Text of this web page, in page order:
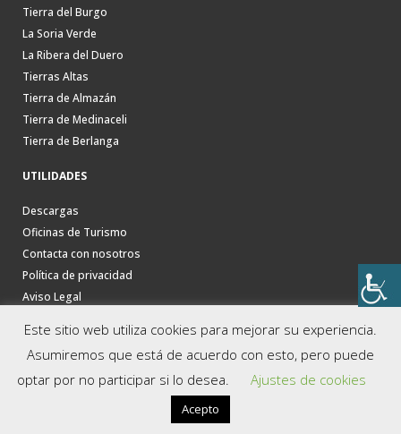
Tierra del Burgo
La Soria Verde
La Ribera del Duero
Tierras Altas
Tierra de Almazán
Tierra de Medinaceli
Tierra de Berlanga
UTILIDADES
Descargas
Oficinas de Turismo
Contacta con nosotros
Política de privacidad
Aviso Legal
Este sitio web utiliza cookies para mejorar su experiencia.
Asumiremos que está de acuerdo con esto, pero puede
optar por no participar si lo desea.
Ajustes de cookies
Acepto